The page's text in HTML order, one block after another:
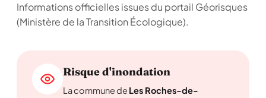
Informations officielles issues du portail Géorisques
(Ministère de la Transition Écologique).
Risque d'inondation
La commune de Les Roches-de-